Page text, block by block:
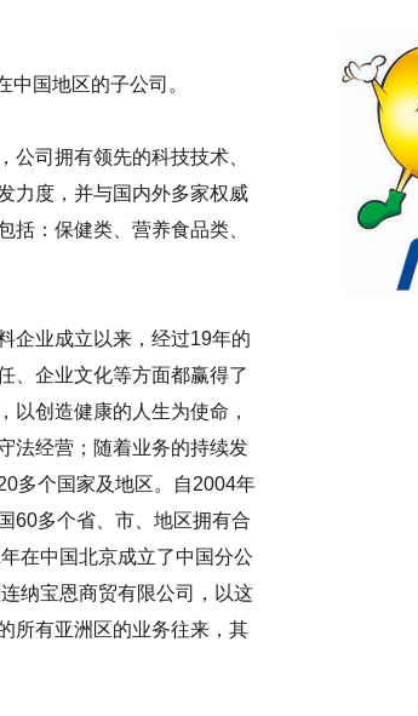
中国地区的子公司。
公司拥有领先的科技技术、
力度，并与国内外多家权威
：保健类、营养食品类、
企业成立以来，经过19年的
、企业文化等方面都赢得了
以创造健康的人生为使命，
法经营；随着业务的持续发
多个国家及地区。自2004年
60多个省、市、地区拥有合
在中国北京成立了中国分公
纳宝恩商贸有限公司，以这
所有亚洲区的业务往来，其